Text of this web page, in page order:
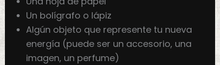
Un bolígrafo o lápiz
Algún objeto que represente tu nueva
energía (puede ser un accesorio, una
imagen, un perfume)